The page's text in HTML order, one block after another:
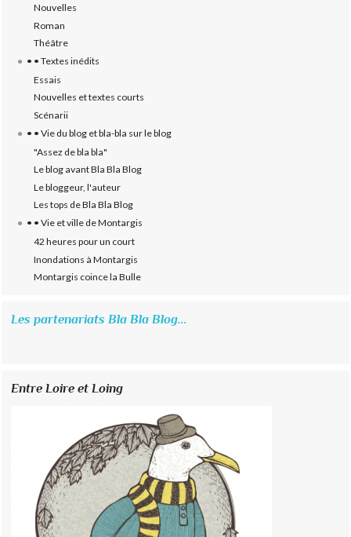
Nouvelles
Roman
Théâtre
• • Textes inédits
Essais
Nouvelles et textes courts
Scénarii
• • Vie du blog et bla-bla sur le blog
"Assez de bla bla"
Le blog avant Bla Bla Blog
Le bloggeur, l'auteur
Les tops de Bla Bla Blog
• • Vie et ville de Montargis
42 heures pour un court
Inondations à Montargis
Montargis coince la Bulle
Les partenariats Bla Bla Blog...
Entre Loire et Loing